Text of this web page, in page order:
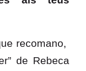
recomano,
de Rebeca